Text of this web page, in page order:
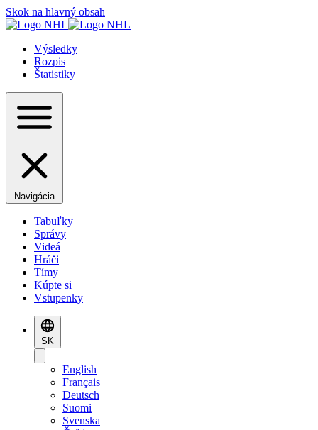
Skok na hlavný obsah
Výsledky
Rozpis
Štatistiky
Navigácia
Tabuľky
Správy
Videá
Hráči
Tímy
Kúpte si
Vstupenky
SK
English
Français
Deutsch
Suomi
Svenska